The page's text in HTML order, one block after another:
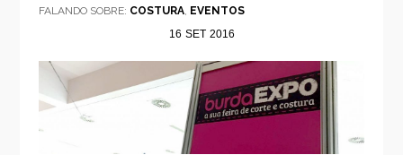
FALANDO SOBRE: COSTURA, EVENTOS
16 SET 2016